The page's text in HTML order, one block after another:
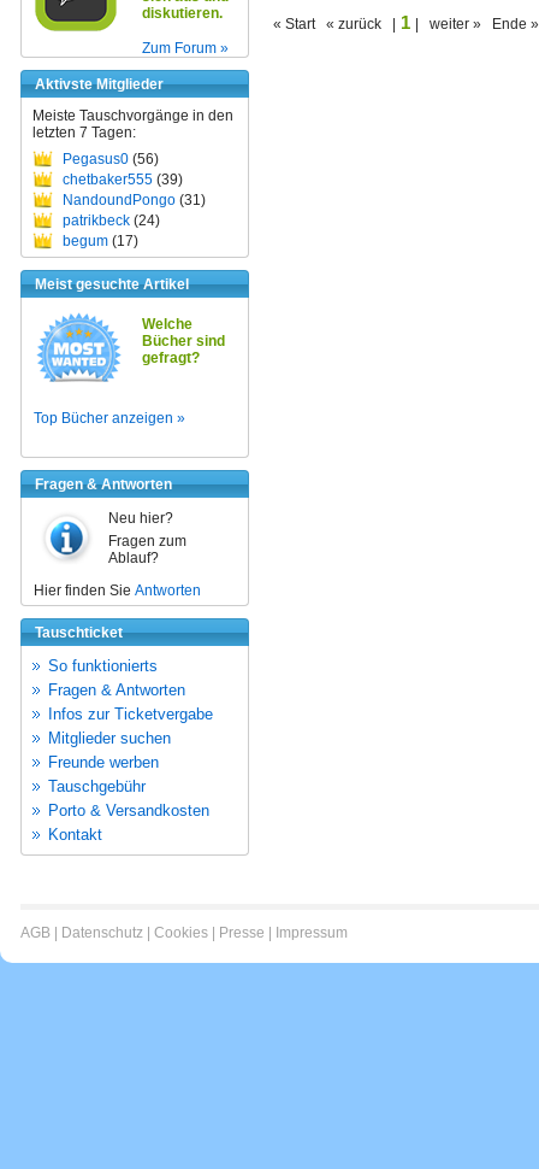
diskutieren.
Zum Forum »
Aktivste Mitglieder
Meiste Tauschvorgänge in den
letzten 7 Tagen:
Pegasus0 (56)
chetbaker555 (39)
NandoundPongo (31)
patrikbeck (24)
begum (17)
Meist gesuchte Artikel
Welche
Bücher sind
gefragt?
Top Bücher anzeigen »
Fragen & Antworten
Neu hier?
Fragen zum
Ablauf?
Hier finden Sie Antworten
Tauschticket
So funktionierts
Fragen & Antworten
Infos zur Ticketvergabe
Mitglieder suchen
Freunde werben
Tauschgebühr
Porto & Versandkosten
Kontakt
« Start « zurück | 1 | weiter » Ende »
AGB Datenschutz Cookies Presse Impressum